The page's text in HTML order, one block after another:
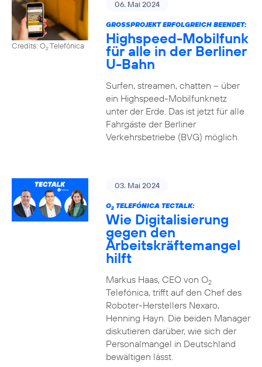
Credits: O2Telefónica
06. Mai 2024
GROSSPROJEKT ERFOLGREICH BEENDET:
Highspeed-Mobilfunk
für alle in der Berliner
U-Bahn
Surfen, streamen, chatten – über
ein Highspeed-Mobilfunknetz
unter der Erde. Das ist jetzt für alle
Fahrgäste der Berliner
Verkehrsbetriebe (BVG) möglich.
03. Mai 2024
O2TELEFÓNICA TECTALK:
Wie Digitalisierung
gegen den
Arbeitskräftemangel
hilft
Markus Haas, CEO von O2
Telefónica, trifft auf den Chef des
Roboter-Herstellers Nexaro,
Henning Hayn. Die beiden Manager
diskutieren darüber, wie sich der
Personalmangel in Deutschland
bewältigen lässt.